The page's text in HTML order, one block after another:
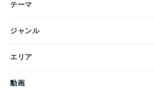
テーマ
ジャンル
エリア
動画